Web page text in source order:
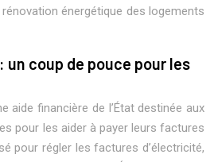
énergétique des logements
un coup de pouce pour les
aide financière de l’État destinée aux
pour les aider à payer leurs factures
pour régler les factures d’électricité,